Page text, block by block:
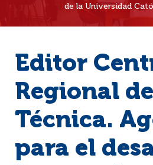
de la Universidad
Editor
Regional
Técnica.
para el